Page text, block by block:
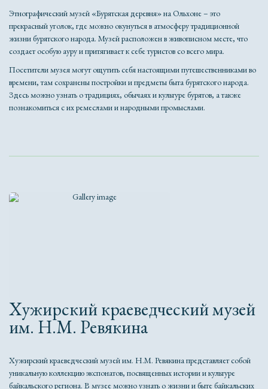
Этнографический музей «Бурятская деревня» на Ольхоне – это
прекрасный уголок, где можно окунуться в атмосферу традиционной
жизни бурятского народа. Музей расположен в живописном месте, что
создает особую ауру и притягивает к себе туристов со всего мира.
Посетители музея могут ощутить себя настоящими путешественниками во
времени, там сохранены постройки и предметы быта бурятского народа.
Здесь можно узнать о традициях, обычаях и культуре бурятов, а также
познакомиться с их ремеслами и народными промыслами.
Хужирский краеведческий музей
им. Н.М. Ревякина
Хужирский краеведческий музей им. Н.М. Ревякина представляет собой
уникальную коллекцию экспонатов, посвященных истории и культуре
байкальского региона. В музее можно узнать о жизни и быте байкальских